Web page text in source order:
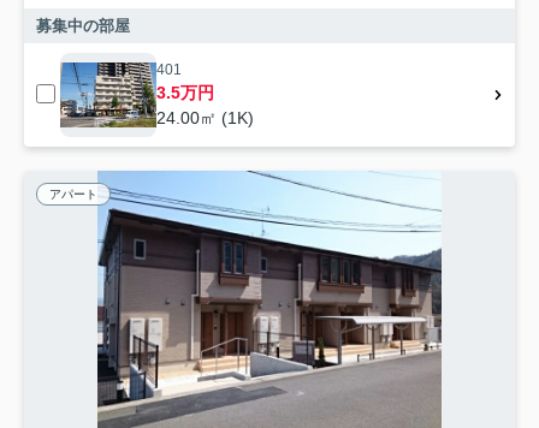
募集中の部屋
401
3.5万円
24.00㎡ (1K)
アパート